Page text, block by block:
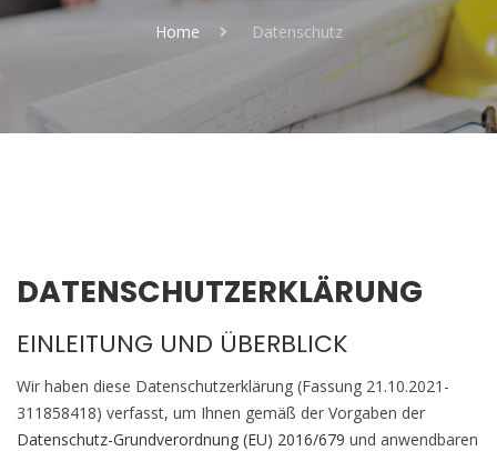
Home Datenschutz
DATENSCHUTZERKLÄRUNG
EINLEITUNG UND ÜBERBLICK
Wir haben diese Datenschutzerklärung (Fassung 21.10.2021-
311858418) verfasst, um Ihnen gemäß der Vorgaben der
Datenschutz-Grundverordnung (EU) 2016/679 und anwendbaren